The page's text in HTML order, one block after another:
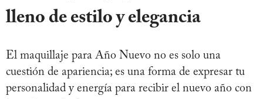
lleno de estilo y elegancia
El maquillaje para Año Nuevo no es solo una
cuestión de apariencia; es una forma de expresar tu
personalidad y energía para recibir el nuevo año con